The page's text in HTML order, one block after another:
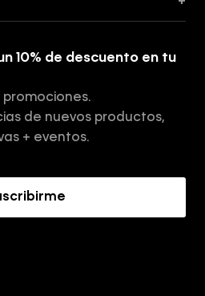
10% de descuento en tu
de nuevos productos,
+ eventos.